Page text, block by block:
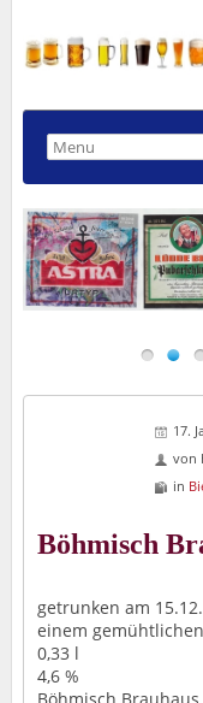
17.
von
in
Böhmisch
getrunken am
einem
0,33 l
4,6 %